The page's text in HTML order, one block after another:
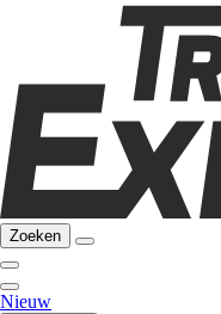
Zoeken
Nieuw